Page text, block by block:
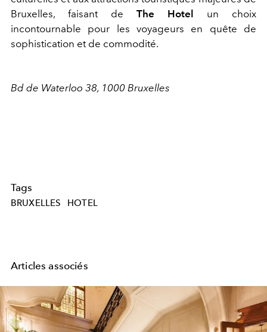
Bruxelles, faisant de The Hotel un choix
incontournable pour les voyageurs en quête de
sophistication et de commodité.
Bd de Waterloo 38, 1000 Bruxelles
Tags
BRUXELLES HOTEL
Articles associés